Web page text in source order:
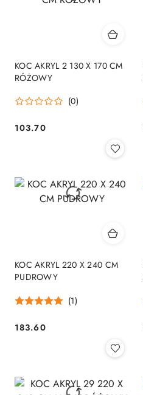
KOC AKRYL 2 130 X 170 CM
RÓŻOWY
(0)
Cena:
103.70
KOC AKRYL 220 X 240 CM
PUDROWY
(1)
Cena:
183.60